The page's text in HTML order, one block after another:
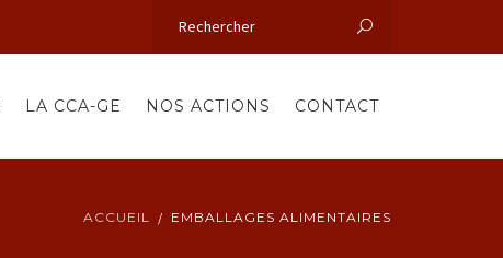
LA CCA-GE NOS ACTIONS CONTACT
ACCUEIL EMBALLAGES ALIMENTAIRES